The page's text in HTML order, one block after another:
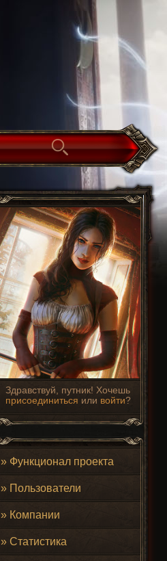
Здравствуй, путник! Хочешь
присоединиться или войти?
» Функционал проекта
» Пользователи
» Компании
» Статистика